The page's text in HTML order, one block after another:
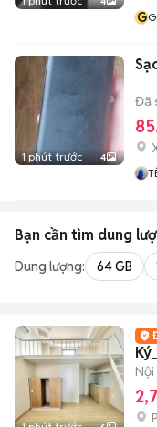
G
1 phút trước 4
Đã
Bạn cần tìm dung
Dung lượng: 64 GB